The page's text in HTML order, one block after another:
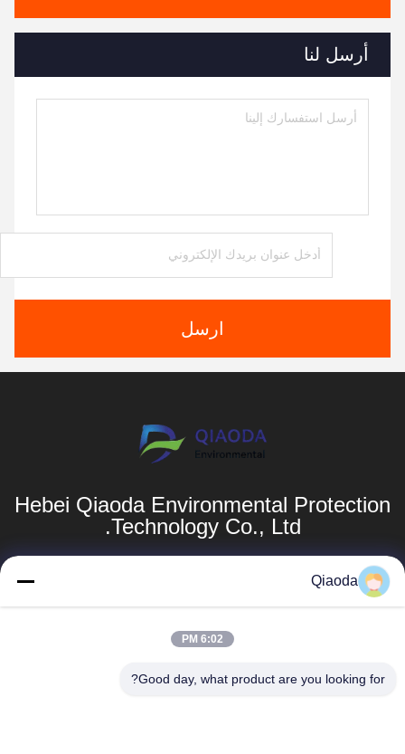
أرسل لنا
ارسل
Hebei Qiaoda Environmental Protection
Technology Co., Ltd.
المنتجات
الخشب
Qiaoda
6:02 PM
Good day, what product are you looking for?